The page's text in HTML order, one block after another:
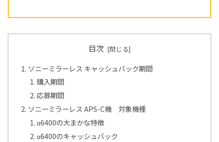
目次
ソニーミラーレス キャッシュバック期間
購入期間
応募期間
ソニーミラーレス APS-C機 対象機種
α6400の大まかな特徴
α6400のキャッシュバック